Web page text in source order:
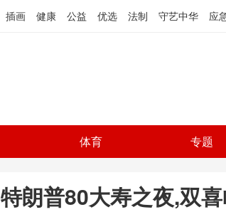
插画 健康 公益 优选 法制 守艺中华 应
体育 专题
特朗普80大寿之夜,双